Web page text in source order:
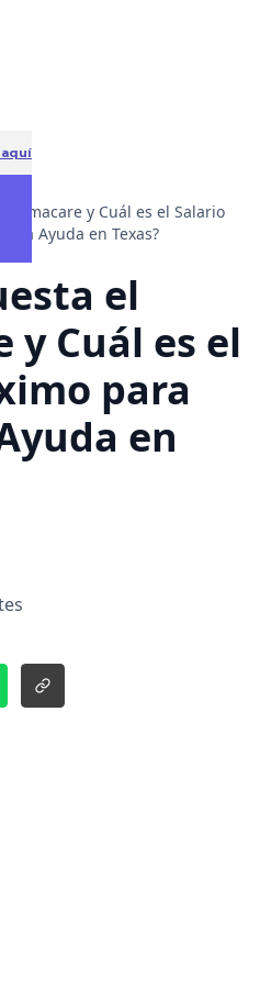
aquí
y Cuál es el Salario
a Ayuda en Texas?
el
y Cuál es el
para
en